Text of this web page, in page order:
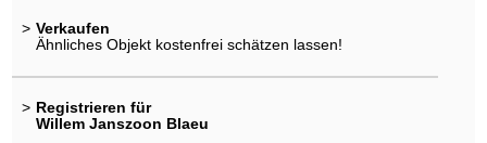
> Verkaufen
Ähnliches Objekt kostenfrei schätzen lassen!
> Registrieren für
Willem Janszoon Blaeu